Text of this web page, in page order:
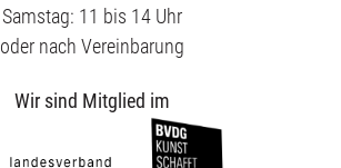
Samstag: 11 bis 14 Uhr
oder nach Vereinbarung
Wir sind Mitglied im